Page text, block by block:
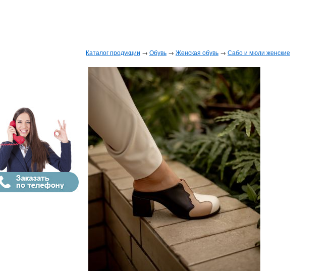
Каталог продукции → Обувь → Женская обувь → Сабо и мюли женские